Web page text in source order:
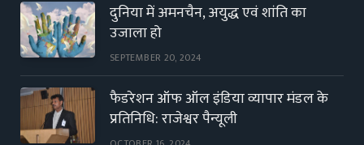
दुनिया में अमनचैन, अयुद्ध एवं शांति का
उजाला हो
SEPTEMBER 20, 2024
फैडरेशन ऑफ ऑल इंडिया व्यापार मंडल के
प्रतिनिधि: राजेश्वर पैन्यूली